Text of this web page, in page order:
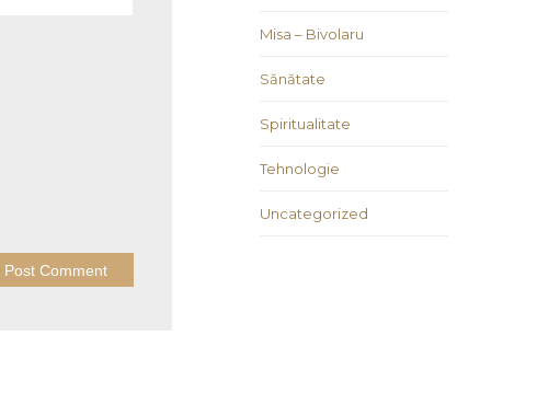
Misa – Bivolaru
Sănătate
Spiritualitate
Tehnologie
Uncategorized